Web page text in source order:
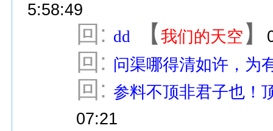
5:58:49
回: dd 【我们的天空 】
回: 问渠哪得清如许，为
回: 参料不顶非君子也！
07:21